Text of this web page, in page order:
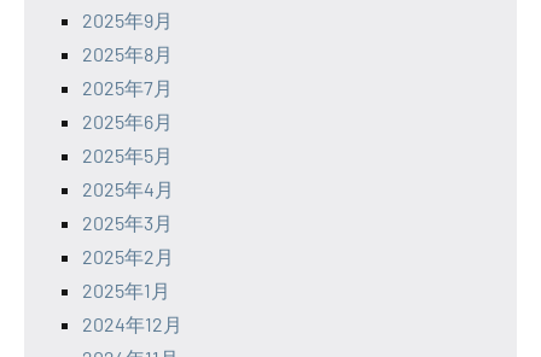
2025年9月
2025年8月
2025年7月
2025年6月
2025年5月
2025年4月
2025年3月
2025年2月
2025年1月
2024年12月